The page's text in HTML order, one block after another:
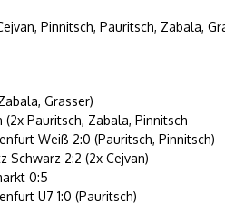
Pinnitsch, Pauritsch, Zabala,
Grasser)
(2x Pauritsch, Zabala, Pinnitsch
Weiß 2:0 (Pauritsch, Pinnitsch)
Schwarz 2:2 (2x Cejvan)
0:5
U7 1:0 (Pauritsch)